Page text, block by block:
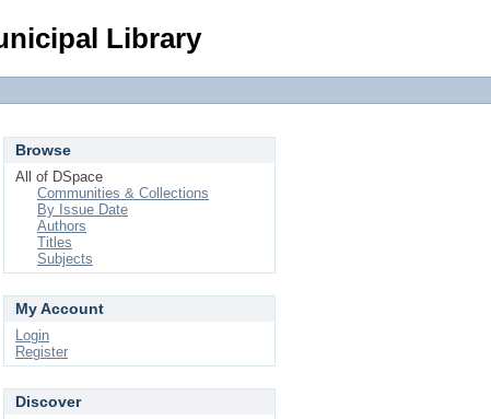
Library
Browse
All of DSpace
Communities & Collections
By Issue Date
Authors
Titles
Subjects
My Account
Login
Register
Discover